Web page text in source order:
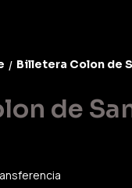
/ Billetera Colon de
de